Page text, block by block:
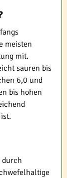
meisten
mit.
sauren bis
6,0 und
bis hohen
durch